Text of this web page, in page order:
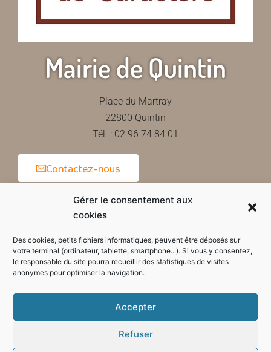
Gérer le consentement aux
cookies
Des cookies, petits fichiers informatiques, peuvent être déposés sur
votre terminal (ordinateur, tablette, smartphone...). Si vous y consentez,
le responsable du site pourra recueillir des statistiques de visites
anonymes pour optimiser la navigation.
Accepter
Refuser
Mairie de Quintin
Place du Martray
22800 Quintin
Tél. : 02 96 74 84 01
Contactez-nous
Horaires d'ouverture de la mairie